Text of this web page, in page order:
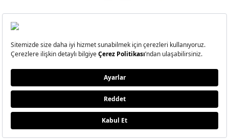
VAKKORAMA
Mavi Bisiklet Yaka Nakışlı Çocuk Tişört
1995 TL